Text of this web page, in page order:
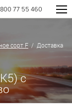
77 55 460
сорт F / Доставка
с